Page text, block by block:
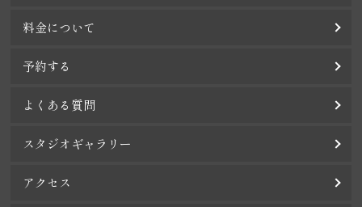
料金について
予約する
よくある質問
スタジオギャラリー
アクセス